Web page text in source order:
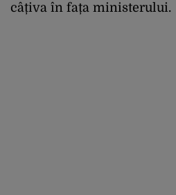
câțiva în fața ministerului.